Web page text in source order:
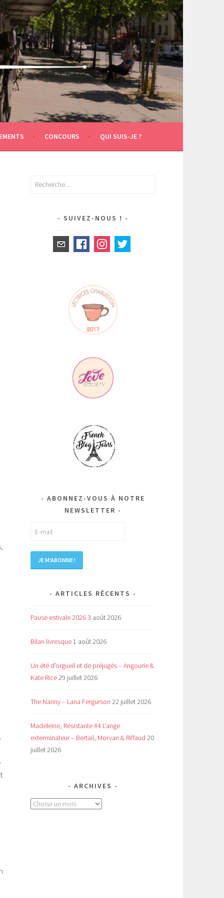
CONCOURS QUI SUIS-JE ?
Rechercher :
SUIVEZ-NOUS !
ABONNEZ-VOUS À NOTRE
NEWSLETTER
ARTICLES RÉCENTS
Pause estivale 20263 août 2026
Bilan livresque 1 août 2026
Un été d’orgueil et de préjugés – Angourie &
Kate Rice29 juillet 2026
The Nanny – Lana Fergurson 22 juillet 2026
Madeleine, Résistante #4 L’ange
exterminateur – Bertail, Morvan & Riffaud 20
juillet 2026
ARCHIVES
Archives